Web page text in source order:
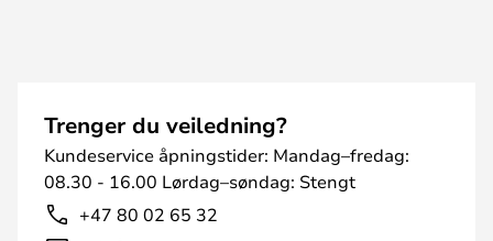
Trenger du veiledning?
Kundeservice åpningstider: Mandag–fredag:
08.30 - 16.00 Lørdag–søndag: Stengt
+47 80 02 65 32